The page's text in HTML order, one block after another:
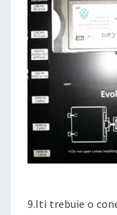
9.Iti trebuie o